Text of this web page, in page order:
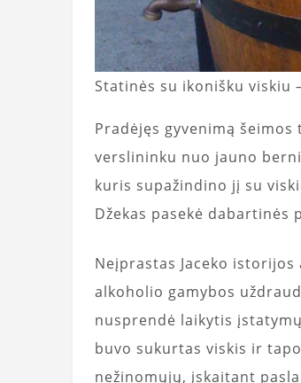
Statinės su ikonišku viskiu
Pradėjęs gyvenimą
verslininku nuo jauno
kuris supažindino jį su
Džekas pasekė dabartinės
Neįprastas Jaceko
alkoholio gamybos
nusprendė laikytis
buvo sukurtas viskis ir
nežinomųjų, įskaitant